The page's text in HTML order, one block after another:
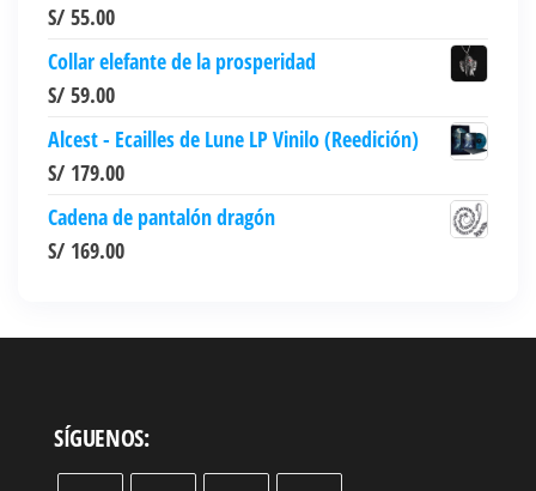
S/ 55.00
Collar elefante de la prosperidad
S/ 59.00
Alcest - Ecailles de Lune LP Vinilo (Reedición)
S/ 179.00
Cadena de pantalón dragón
S/ 169.00
SÍGUENOS: